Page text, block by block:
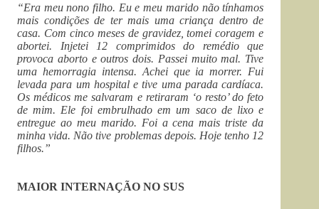
“Era meu nono filho. Eu e meu marido não tínhamos
mais condições de ter mais uma criança dentro de
casa. Com cinco meses de gravidez, tomei coragem e
abortei. Injetei 12 comprimidos do remédio que
provoca aborto e outros dois. Passei muito mal. Tive
uma hemorragia intensa. Achei que ia morrer. Fui
levada para um hospital e tive uma parada cardíaca.
Os médicos me salvaram e retiraram ‘o resto’ do feto
de mim. Ele foi embrulhado em um saco de lixo e
entregue ao meu marido. Foi a cena mais triste da
minha vida. Não tive problemas depois. Hoje tenho 12
filhos.”
MAIOR INTERNAÇÃO NO SUS